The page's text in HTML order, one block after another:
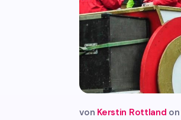
von Kerstin Rottland